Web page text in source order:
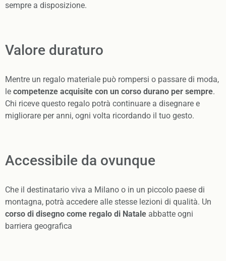
sempre a disposizione.
Valore duraturo
Mentre un regalo materiale può rompersi o passare di moda,
le competenze acquisite con un corso durano per sempre.
Chi riceve questo regalo potrà continuare a disegnare e
migliorare per anni, ogni volta ricordando il tuo gesto.
Accessibile da ovunque
Che il destinatario viva a Milano o in un piccolo paese di
montagna, potrà accedere alle stesse lezioni di qualità. Un
corso di disegno come regalo di Natale abbatte ogni
barriera geografica